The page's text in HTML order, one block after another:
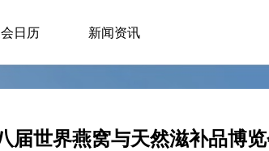
日历 新闻资讯
届世界燕窝与天然滋补品博